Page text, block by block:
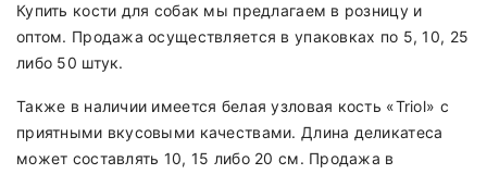
Купить кости для собак мы предлагаем в розницу и
оптом. Продажа осуществляется в упаковках по 5, 10, 25
либо 50 штук.
Также в наличии имеется белая узловая кость «Triol» с
приятными вкусовыми качествами. Длина деликатеса
может составлять 10, 15 либо 20 см. Продажа в